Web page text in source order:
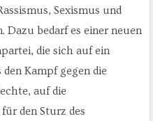
Sexismus und
bedarf es einer neuen
die sich auf ein
Kampf gegen die
auf die
den Sturz des